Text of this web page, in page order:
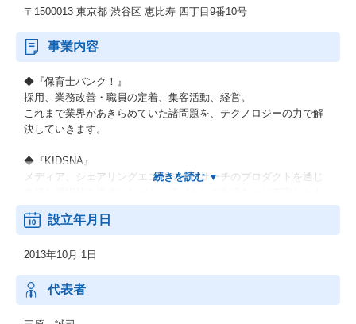
〒1500013 東京都 渋谷区 恵比寿 四丁目9番10号
事業内容
◆『保育士バンク！』
採用、業務改善・職員の定着、集客活動、経営。
これまで業界があきらめていた諸問題を、テクノロジーの力で解
決していきます。
◆『KIDSNA』
メディア、シェアリングエコノミー、サーチのプロダクトを通じ
のにするサービスです。
地方における安定した雇用を創出し、新たな人の流れによって将
来に渡り活力ある地域社会を構築していくために、地方の重要産
業である観光業界を支援します。
◆『hospitality Careers』
設立年月日
2013年10月 1日
代表者